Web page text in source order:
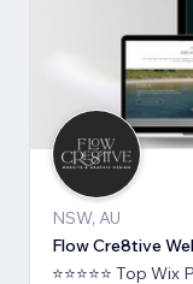
NSW, AU
Flow Cre8tive
⭐⭐⭐⭐⭐ Top